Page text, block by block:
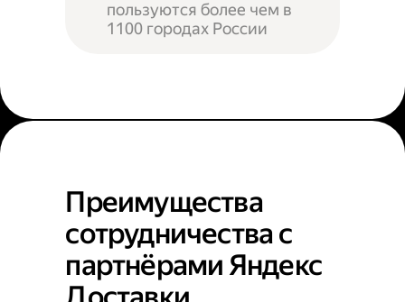
пользуются более чем в
1100 городах России
Преимущества
сотрудничества с
партнёрами Яндекс